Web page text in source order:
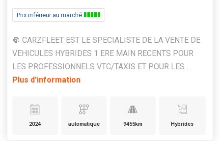
Prix inférieur au marché
🔘 CARZFLEET EST LE SPECIALISTE DE LA VENTE DE
VEHICULES HYBRIDES 1 ERE MAIN RECENTS POUR
LES PROFESSIONNELS VTC/TAXIS ET POUR LES ...
Plus d'information
2024 automatique 9455km Hybrides